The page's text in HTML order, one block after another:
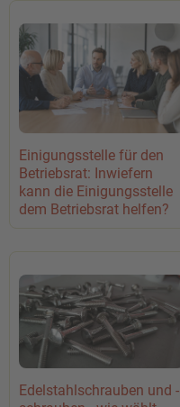
Einigungsstelle für den
Betriebsrat: Inwiefern
kann die Einigungsstelle
dem Betriebsrat helfen?
Edelstahlschrauben und -